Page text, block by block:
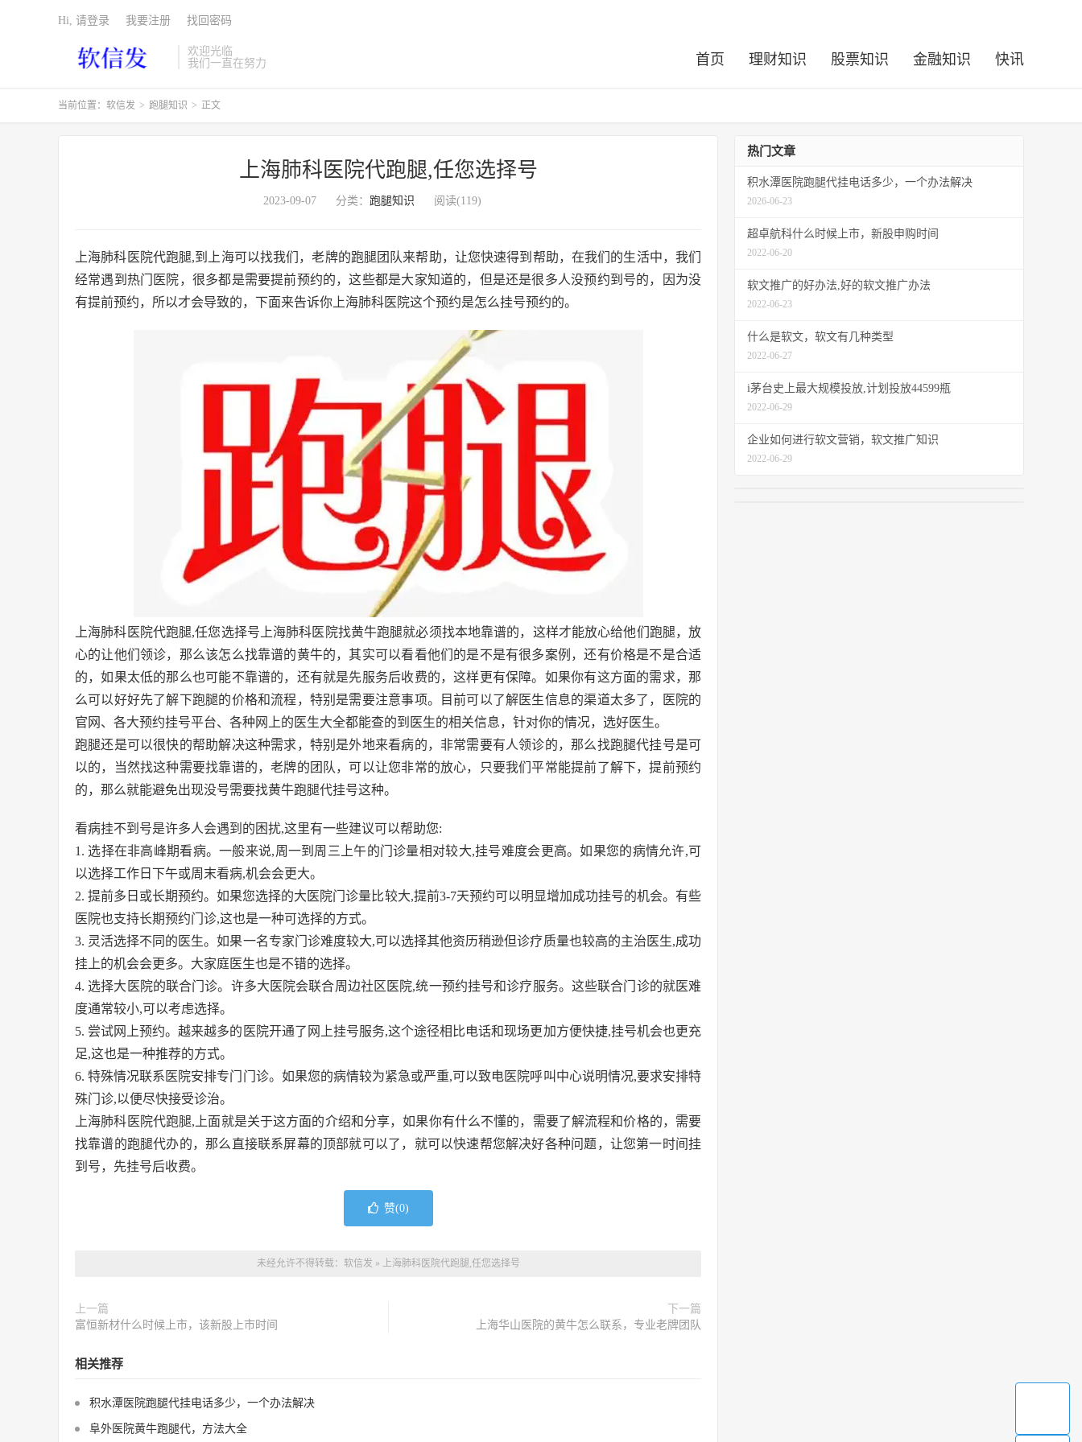
欢迎光临
我们一直在努力
首页 理财知识 股票知识 金融知识 快讯
Hi, 请登录 我要注册 找回密码
当前位置： 软信发 > 跑腿知识 > 正文
上海肺科医院代跑腿,任您选择号
2023-09-07 分类： 跑腿知识 阅读(119)
上海肺科医院代跑腿,到上海可以找我们，老牌的跑腿团队来帮助，让您快速得到帮助，在我们的生活中，我们
经常遇到热门医院，很多都是需要提前预约的，这些都是大家知道的，但是还是很多人没预约到号的，因为没
有提前预约，所以才会导致的，下面来告诉你上海肺科医院这个预约是怎么挂号预约的。
上海肺科医院代跑腿,任您选择号上海肺科医院找黄牛跑腿就必须找本地靠谱的，这样才能放心给他们跑腿，放
心的让他们领诊，那么该怎么找靠谱的黄牛的，其实可以看看他们的是不是有很多案例，还有价格是不是合适
的，如果太低的那么也可能不靠谱的，还有就是先服务后收费的，这样更有保障。如果你有这方面的需求，那
么可以好好先了解下跑腿的价格和流程，特别是需要注意事项。目前可以了解医生信息的渠道太多了，医院的
官网、各大预约挂号平台、各种网上的医生大全都能查的到医生的相关信息，针对你的情况，选好医生。
跑腿还是可以很快的帮助解决这种需求，特别是外地来看病的，非常需要有人领诊的，那么找跑腿代挂号是可
以的，当然找这种需要找靠谱的，老牌的团队，可以让您非常的放心，只要我们平常能提前了解下，提前预约
的，那么就能避免出现没号需要找黄牛跑腿代挂号这种。
看病挂不到号是许多人会遇到的困扰,这里有一些建议可以帮助您:
1. 选择在非高峰期看病。一般来说,周一到周三上午的门诊量相对较大,挂号难度会更高。如果您的病情允许,可
以选择工作日下午或周末看病,机会会更大。
2. 提前多日或长期预约。如果您选择的大医院门诊量比较大,提前3-7天预约可以明显增加成功挂号的机会。有些
医院也支持长期预约门诊,这也是一种可选择的方式。
3. 灵活选择不同的医生。如果一名专家门诊难度较大,可以选择其他资历稍逊但诊疗质量也较高的主治医生,成功
挂上的机会会更多。大家庭医生也是不错的选择。
4. 选择大医院的联合门诊。许多大医院会联合周边社区医院,统一预约挂号和诊疗服务。这些联合门诊的就医难
度通常较小,可以考虑选择。
5. 尝试网上预约。越来越多的医院开通了网上挂号服务,这个途径相比电话和现场更加方便快捷,挂号机会也更充
足,这也是一种推荐的方式。
6. 特殊情况联系医院安排专门门诊。如果您的病情较为紧急或严重,可以致电医院呼叫中心说明情况,要求安排特
殊门诊,以便尽快接受诊治。
上海肺科医院代跑腿,上面就是关于这方面的介绍和分享，如果你有什么不懂的，需要了解流程和价格的，需要
找靠谱的跑腿代办的，那么直接联系屏幕的顶部就可以了，就可以快速帮您解决好各种问题，让您第一时间挂
到号，先挂号后收费。
赞(0)
未经允许不得转载： 软信发 » 上海肺科医院代跑腿,任您选择号
上一篇
富恒新材什么时候上市，该新股上市时间
下一篇
上海华山医院的黄牛怎么联系，专业老牌团队
相关推荐
积水潭医院跑腿代挂电话多少，一个办法解决
阜外医院黄牛跑腿代，方法大全
热门文章
积水潭医院跑腿代挂电话多少，一个办法解决
2026-06-23
超卓航科什么时候上市，新股申购时间
2022-06-20
软文推广的好办法,好的软文推广办法
2022-06-23
什么是软文，软文有几种类型
2022-06-27
i茅台史上最大规模投放,计划投放44599瓶
2022-06-29
企业如何进行软文营销，软文推广知识
2022-06-29